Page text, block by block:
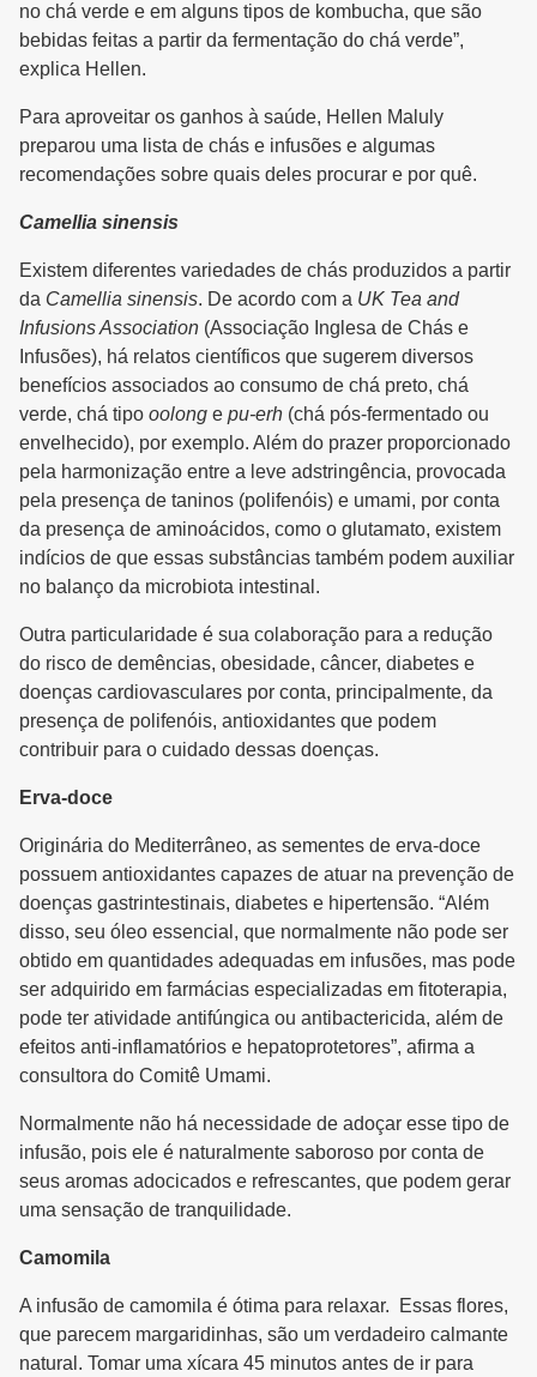
no chá verde e em alguns tipos de kombucha, que são
bebidas feitas a partir da fermentação do chá verde”,
explica Hellen.
Para aproveitar os ganhos à saúde, Hellen Maluly
preparou uma lista de chás e infusões e algumas
recomendações sobre quais deles procurar e por quê.
Camellia sinensis
Existem diferentes variedades de chás produzidos a partir
da Camellia sinensis. De acordo com a UK Tea and
Infusions Association (Associação Inglesa de Chás e
Infusões), há relatos científicos que sugerem diversos
benefícios associados ao consumo de chá preto, chá
verde, chá tipo oolong e pu-erh (chá pós-fermentado ou
envelhecido), por exemplo. Além do prazer proporcionado
pela harmonização entre a leve adstringência, provocada
pela presença de taninos (polifenóis) e umami, por conta
da presença de aminoácidos, como o glutamato, existem
indícios de que essas substâncias também podem auxiliar
no balanço da microbiota intestinal.
Outra particularidade é sua colaboração para a redução
do risco de demências, obesidade, câncer, diabetes e
doenças cardiovasculares por conta, principalmente, da
presença de polifenóis, antioxidantes que podem
contribuir para o cuidado dessas doenças.
Erva-doce
Originária do Mediterrâneo, as sementes de erva-doce
possuem antioxidantes capazes de atuar na prevenção de
doenças gastrintestinais, diabetes e hipertensão. “Além
disso, seu óleo essencial, que normalmente não pode ser
obtido em quantidades adequadas em infusões, mas pode
ser adquirido em farmácias especializadas em fitoterapia,
pode ter atividade antifúngica ou antibactericida, além de
efeitos anti-inflamatórios e hepatoprotetores”, afirma a
consultora do Comitê Umami.
Normalmente não há necessidade de adoçar esse tipo de
infusão, pois ele é naturalmente saboroso por conta de
seus aromas adocicados e refrescantes, que podem gerar
uma sensação de tranquilidade.
Camomila
A infusão de camomila é ótima para relaxar. Essas flores,
que parecem margaridinhas, são um verdadeiro calmante
natural. Tomar uma xícara 45 minutos antes de ir para